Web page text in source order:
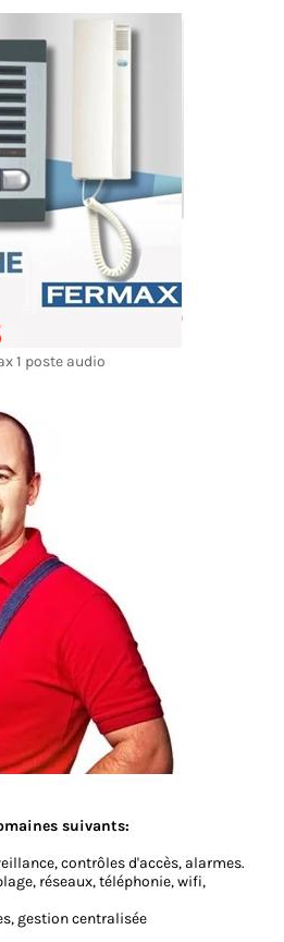
1 poste audio
suivants:
contrôles d'accès, alarmes.
réseaux, téléphonie, wifi,
gestion centralisée